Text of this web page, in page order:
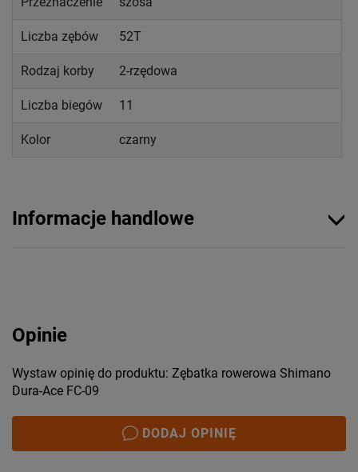
Liczba zębów 52T
Rodzaj korby 2-rzędowa
Liczba biegów 11
Kolor czarny
Informacje handlowe
Opinie
Wystaw opinię do produktu: Zębatka rowerowa Shimano
Dura-Ace FC-09
DODAJ OPINIĘ